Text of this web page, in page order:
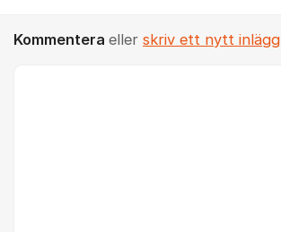
Kommentera eller skriv ett nytt inlägg